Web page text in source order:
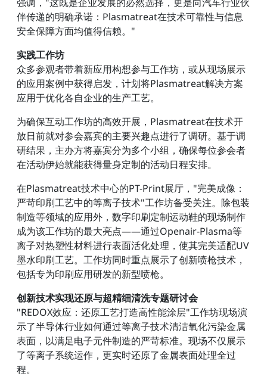
伴传递的明确承诺：Plasmatreat在技术可靠性与信息
安全保障方面均值得信赖。"
实践工作坊
众多参观者带着新应用构想参与工作坊，或从现场展示
的应用案例中获得启发，计划将Plasmatreat解决方案
应用于优化各自企业的生产工艺。
为确保互动工作坊的高效开展，Plasmatreat在技术开
放日前就对参会嘉宾的主要兴趣点进行了调研。基于调
研结果，主办方将嘉宾分为多个小组，确保每位参会者
在活动伊始就能获得量身定制的活动日程安排。
在Plasmatreat技术中心的PT-Print展厅，"完美成像：
严苛印刷工艺中的等离子技术"工作坊备受关注。除包装
制造等领域的应用外，数字印刷定制运动鞋的现场制作
成为该工作坊的最大亮点——通过Openair-Plasma等
离子对热塑性材料进行表面活化处理，使其完美适配UV
墨水印刷工艺。工作坊同时重点展示了创新喷枪技术，
包括专为印刷应用研发的新型喷枪。
创新技术实现还原与超精细清洗专题研讨会
"REDOX效应：还原工艺打造高性能涂层"工作坊现场演
示了半导体行业如何通过等离子技术清洁氧化污染金属
表面，以满足电子元件制造的严苛标准。现场不仅展示
了等离子系统运作，更实时还原了金属表面处理全过
程。